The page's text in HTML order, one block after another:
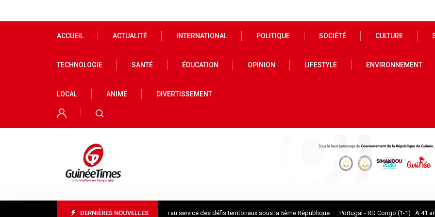
ACCUEIL ACTUALITÉ INTERNATIONAL POLITIQUE SOCIÉTÉ CULTURE
TECHNOLOGIE SANTÉ ÉDUCATION OPINION LIFESTYLE ENVIRONNEMENT
LOCAL ANIME DIVERTISSEMENT
DERNIÈRES NOUVELLES
Mme Camara Djénabou Touré, l’expérience au service des défis territoriaux sous la 5ème République Portugal - RD Congo (1-1) : À 41 ans,